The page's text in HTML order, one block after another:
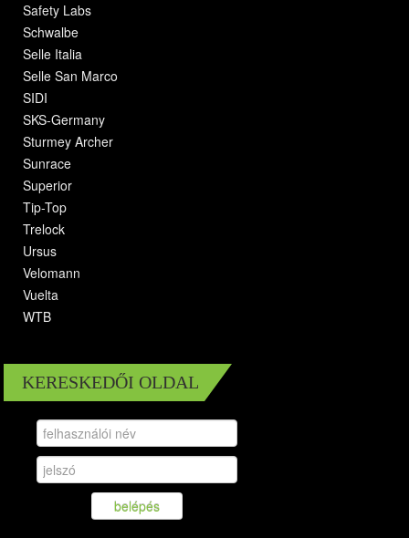
Safety Labs
Schwalbe
Selle Italia
Selle San Marco
SIDI
SKS-Germany
Sturmey Archer
Sunrace
Superior
Tip-Top
Trelock
Ursus
Velomann
Vuelta
WTB
KERESKEDŐI OLDAL
belépés